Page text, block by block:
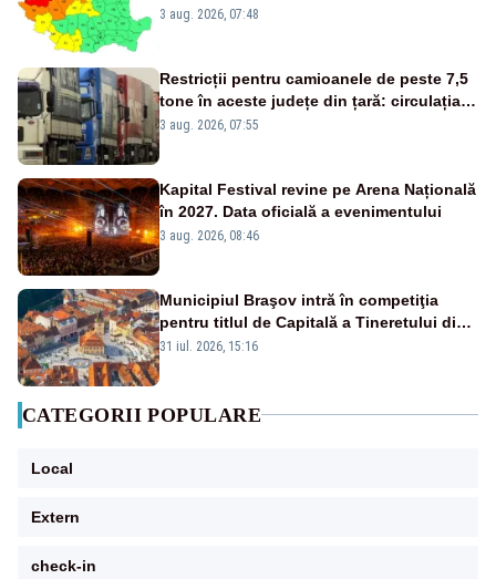
3 aug. 2026, 07:48
Restricții pentru camioanele de peste 7,5
tone în aceste județe din țară: circulația
este interzisă luni, între orele 12:00 și
3 aug. 2026, 07:55
Kapital Festival revine pe Arena Națională
în 2027. Data oficială a evenimentului
3 aug. 2026, 08:46
Municipiul Braşov intră în competiţia
pentru titlul de Capitală a Tineretului din
România 2028
31 iul. 2026, 15:16
CATEGORII POPULARE
Local
Extern
check-in